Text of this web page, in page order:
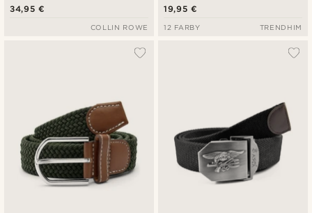
34,95 €
COLLIN ROWE
19,95 €
12 FARBY TRENDHIM